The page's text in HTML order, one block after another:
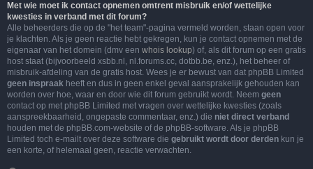
Met wie moet ik contact opnemen omtrent misbruik en/of wettelijke
kwesties in verband met dit forum?
Alle beheerders die op de "het team"-pagina vermeld worden, staan open voor
je klachten. Als je geen reactie hebt gekregen, kun je contact opnemen met de
eigenaar van het domein (dmv een whois lookup) of, als dit forum op een gratis
host staat (bijvoorbeeld xsbb.nl, nl.forums.cc, dotbb.be, enz.), het beheer of
misbruik-afdeling van de gratis host. Wees je er bewust van dat phpBB Limited
geen inspraak heeft en dus in geen enkel geval aansprakelijk gehouden kan
worden over hoe, waar en door wie dit forum gebruikt wordt. Neem geen
contact op met phpBB Limited met vragen over wettelijke kwesties (zoals
aanspreekbaarheid, ongepaste commentaar, enz.) die niet direct verband
houden met de phpBB.com-website of de phpBB-software. Als je phpBB
Limited toch e-mailt over deze software die gebruikt wordt door derden kun je
een korte, of helemaal geen, reactie verwachten.